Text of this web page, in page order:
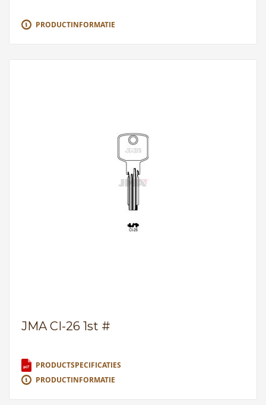
PRODUCTINFORMATIE
JMA CI-26 1st #
PRODUCTSPECIFICATIES
PRODUCTINFORMATIE